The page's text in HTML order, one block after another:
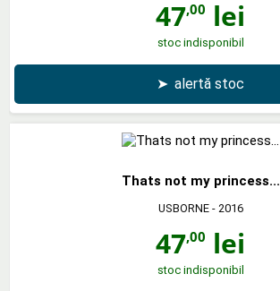
47,00 lei
stoc indisponibil
➤ alertă stoc
Thats not my princess...
USBORNE- 2016
47,00 lei
stoc indisponibil